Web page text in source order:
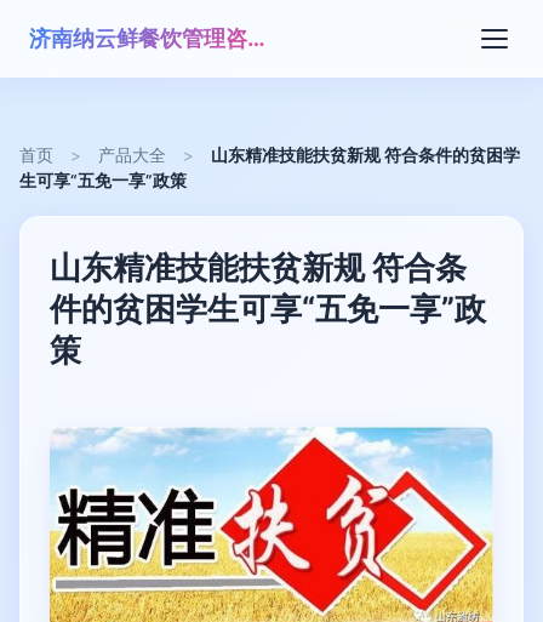
济南纳云鲜餐饮管理咨询有限公司
首页 > 产品大全 >
山东精准技能扶贫新规 符合条件的贫困学
生可享“五免一享”政策
山东精准技能扶贫新规 符合条
件的贫困学生可享“五免一享”政
策